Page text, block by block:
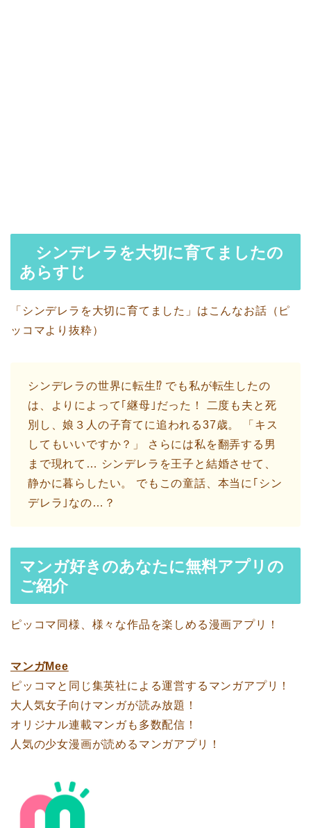
シンデレラを大切に育てましたの
あらすじ
「シンデレラを大切に育てました」はこんなお話（ピ
ッコマより抜粋）
シンデレラの世界に転生⁉ でも私が転生したの
は、よりによって｢継母｣だった！ 二度も夫と死
別し、娘３人の子育てに追われる37歳。 「キス
してもいいですか？」 さらには私を翻弄する男
まで現れて… シンデレラを王子と結婚させて、
静かに暮らしたい。 でもこの童話、本当に｢シン
デレラ｣なの…？
マンガ好きのあなたに無料アプリの
ご紹介
ピッコマ同様、様々な作品を楽しめる漫画アプリ！
マンガMee
ピッコマと同じ集英社による運営するマンガアプリ！
大人気女子向けマンガが読み放題！
オリジナル連載マンガも多数配信！
人気の少女漫画が読めるマンガアプリ！